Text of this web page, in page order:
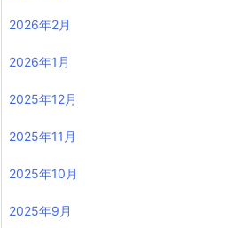
2026年2月
2026年1月
2025年12月
2025年11月
2025年10月
2025年9月